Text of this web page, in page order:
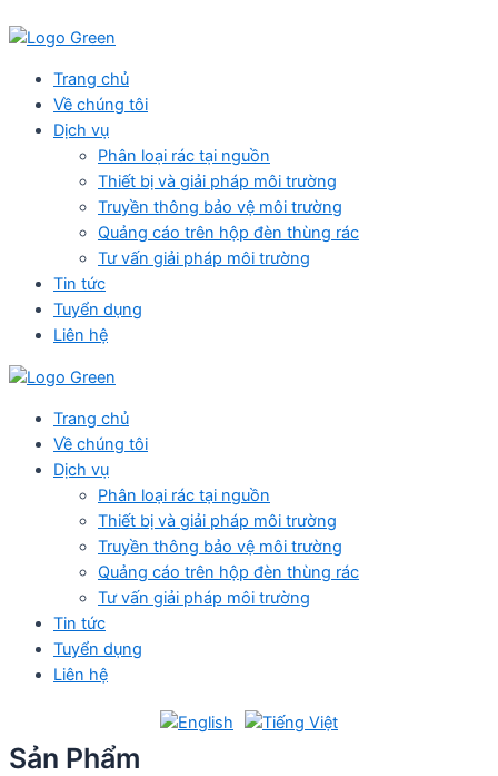
to
content
Menu
Trang chủ
Về chúng tôi
Dịch vụ
Phân loại rác tại nguồn
Thiết bị và giải pháp môi trường
Truyền thông bảo vệ môi trường
Quảng cáo trên hộp đèn thùng rác
Tư vấn giải pháp môi trường
Tin tức
Tuyển dụng
Liên hệ
Trang chủ
Về chúng tôi
Dịch vụ
Phân loại rác tại nguồn
Thiết bị và giải pháp môi trường
Truyền thông bảo vệ môi trường
Quảng cáo trên hộp đèn thùng rác
Tư vấn giải pháp môi trường
Tin tức
Tuyển dụng
Liên hệ
Sản Phẩm